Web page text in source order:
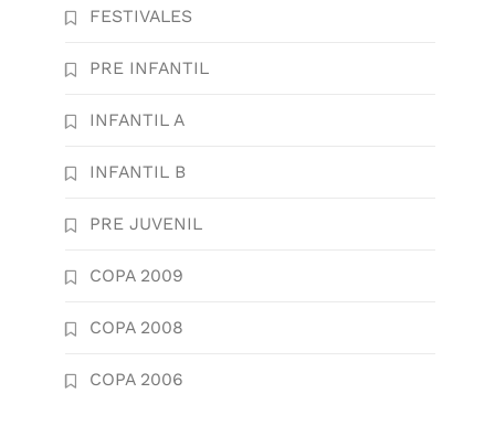
FESTIVALES
PRE INFANTIL
INFANTIL A
INFANTIL B
PRE JUVENIL
COPA 2009
COPA 2008
COPA 2006